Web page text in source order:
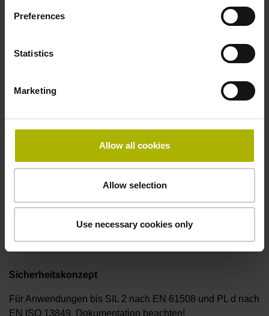
Preferences
Statistics
Marketing
Allow all cookies
Allow selection
Use necessary cookies only
Flanschdose, Stift, 14-polig
3,00 m/s
Besonderheiten, Längenmessgerät
Sicherheitskonzept
Für Anwendungen bis SIL 2 nach EN 61508 und PL d nach
EN ISO 13849. Dokumentation beachten!